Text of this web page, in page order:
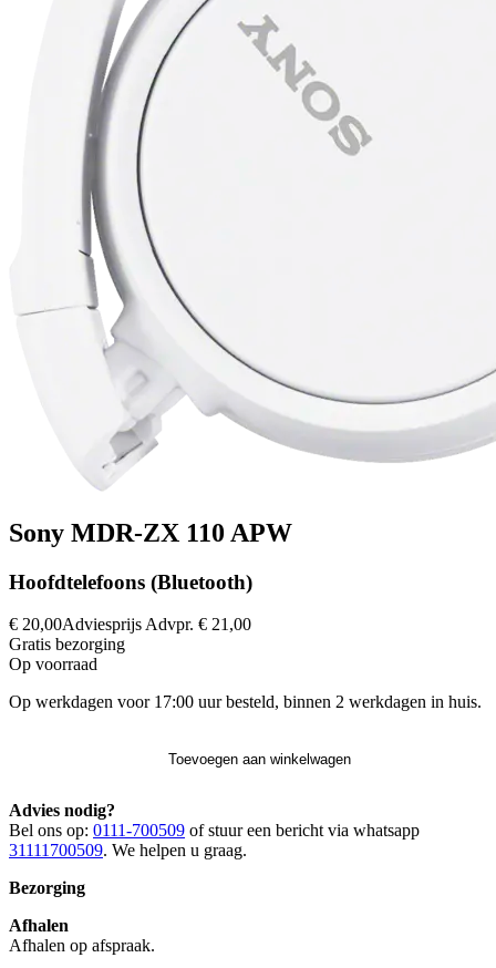
Sony MDR-ZX 110 APW
Hoofdtelefoons (Bluetooth)
€ 20,00Adviesprijs Advpr. € 21,00
Gratis bezorging
Op voorraad
Op werkdagen voor 17:00 uur besteld, binnen 2 werkdagen in huis.
Toevoegen aan winkelwagen
Advies nodig?
Bel ons op: 0111-700509 of stuur een bericht via whatsapp
31111700509. We helpen u graag.
Bezorging
Afhalen
Afhalen op afspraak.